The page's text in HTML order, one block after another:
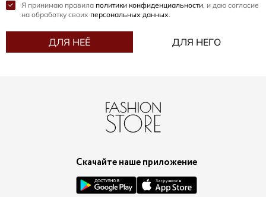
Я принимаю правила политики конфиденциальности, и даю согласие
на обработку своих персональных данных.
ДЛЯ НЕЁ ДЛЯ НЕГО
Скачайте наше приложение